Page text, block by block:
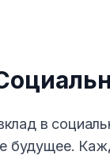
в
будущее.